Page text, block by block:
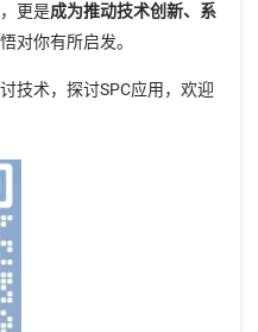
更是成为推动技术创新、系
对你有所启发。
技术，探讨SPC应用，欢迎